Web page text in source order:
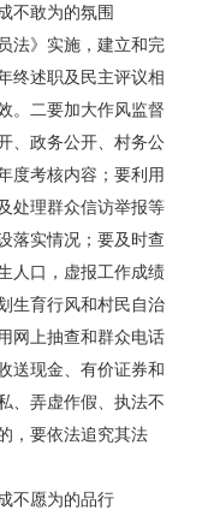
敢为的氛围
》实施，建立和完
终述职及民主评议相
。二要加大作风监督
、政务公开、村务公
度考核内容；要利用
处理群众信访举报等
落实情况；要及时查
人口，虚报工作成绩
生育行风和村民自治
网上抽查和群众电话
送现金、有价证券和
、弄虚作假、执法不
，要依法追究其法
不愿为的品行